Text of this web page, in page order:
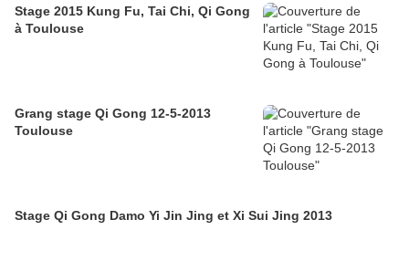
Stage 2015 Kung Fu, Tai Chi, Qi Gong
à Toulouse
Grang stage Qi Gong 12-5-2013
Toulouse
Stage Qi Gong Damo Yi Jin Jing et Xi Sui Jing 2013